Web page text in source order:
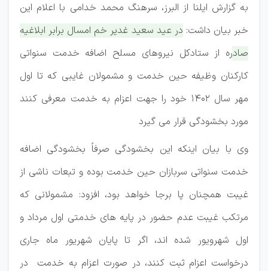
به گزارش ایلنا از البرز، سرهنگ محمد خدامی با اعلام این
خبر بیان داشت: در عید سعید غدیر خم امسال برابر ابلاغیه
صادره از ستادکل نیروهای مسلح اضافه خدمت سنواتی
کارکنان وظیفه حین خدمت و مشمولان غایبی که تا اول
مهر سال 1402 خود را جهت اعزام به خدمت معرفی کنند
مورد بخشودگی قرار می گیرد
وی با بیان اینکه این بخشودگی صرفاً بخشودگی اضافه
خدمت سنواتی سربازان حین خدمت بوده و تبعات ناشی از
غیبت همچنان پا برجا خواهد بود، افزود: مشمولانی که
مرتکب غیبت عدم حضور در پایه های خدمتی اول مرداد و
اول شهرویور شده اند، اگر تا پایان شهریور ماه جاری
درخواست اعزام ثبت کنند، در صورت اعزام به خدمت در